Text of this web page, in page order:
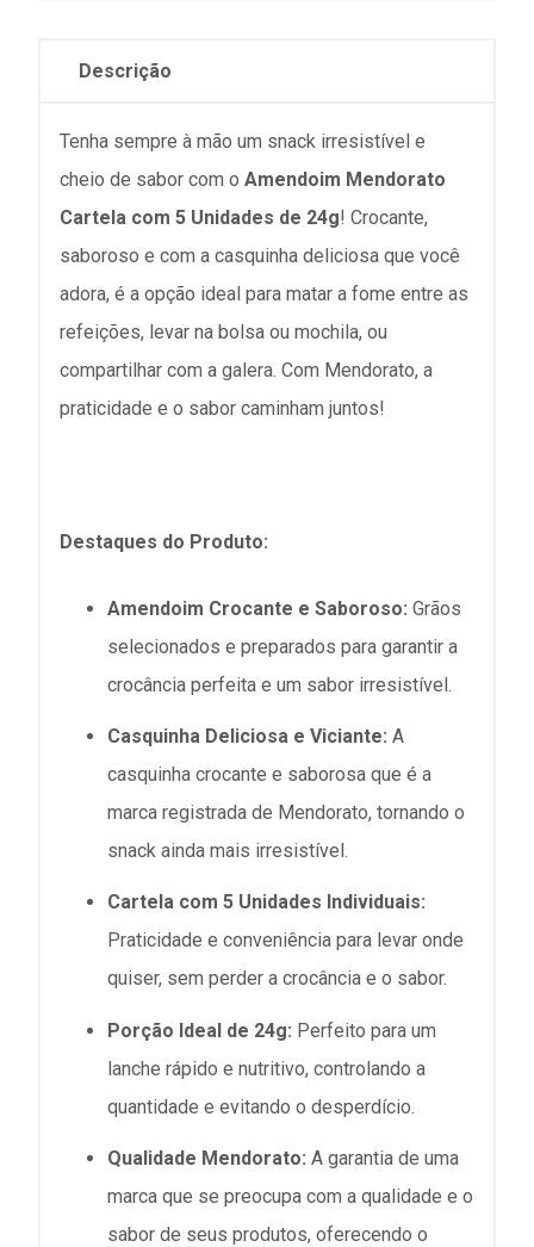
Descrição
Tenha sempre à mão um snack irresistível e
cheio de sabor com o Amendoim Mendorato
Cartela com 5 Unidades de 24g! Crocante,
saboroso e com a casquinha deliciosa que você
adora, é a opção ideal para matar a fome entre as
refeições, levar na bolsa ou mochila, ou
compartilhar com a galera. Com Mendorato, a
praticidade e o sabor caminham juntos!
Destaques do Produto:
Amendoim Crocante e Saboroso: Grãos
selecionados e preparados para garantir a
crocância perfeita e um sabor irresistível.
Casquinha Deliciosa e Viciante: A
casquinha crocante e saborosa que é a
marca registrada de Mendorato, tornando o
snack ainda mais irresistível.
Cartela com 5 Unidades Individuais:
Praticidade e conveniência para levar onde
quiser, sem perder a crocância e o sabor.
Porção Ideal de 24g: Perfeito para um
lanche rápido e nutritivo, controlando a
quantidade e evitando o desperdício.
Qualidade Mendorato: A garantia de uma
marca que se preocupa com a qualidade e o
sabor de seus produtos, oferecendo o